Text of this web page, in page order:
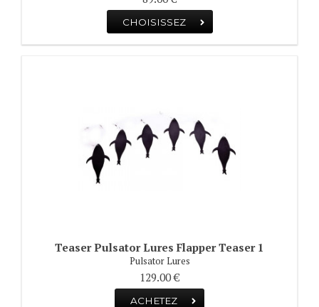
CHOISISSEZ
Teaser Pulsator Lures Flapper Teaser 1
Pulsator Lures
129.00 €
ACHETEZ